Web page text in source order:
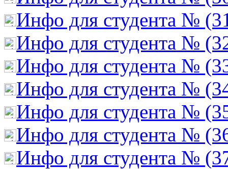
Инфо для студента №
Инфо для студента №
Инфо для студента №
Инфо для студента №
Инфо для студента №
Инфо для студента №
Инфо для студента №